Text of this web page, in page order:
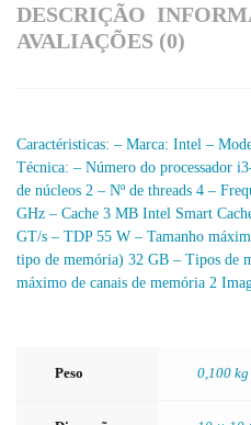
DESCRIÇÃO
AVALIAÇÕES (0)
Caractéristicas: – Marca: Intel –
Técnica: – Número do processador
de núcleos 2 – Nº de threads 4 –
GHz – Cache 3 MB Intel Smart
GT/s – TDP 55 W – Tamanho
tipo de memória) 32 GB – Tipos de
máximo de canais de memória 2
Peso 0,100 kg